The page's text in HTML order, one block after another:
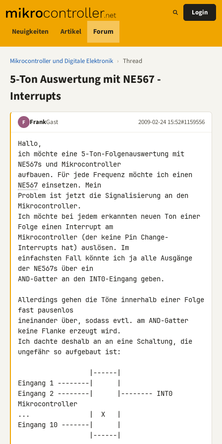
Neuigkeiten Artikel Forum
Login
Mikrocontroller und Digitale Elektronik › Thread
5-Ton Auswertung mit NE567 -
Interrupts
F FrankGast 2009-02-24 15:52#1159556
Hallo,
ich möchte eine 5-Ton-Folgenauswertung mit
NE567s und Mikrocontroller
NE567 einsetzen. Mein
Problem ist jetzt die Signalisierung an den
Mikrocontroller.
Ich möchte bei jedem erkannten neuen Ton einer
Folge einen Interrupt am
Mikrocontroller (der keine Pin Change-
Interrupts hat) auslösen. Im
einfachsten Fall könnte ich ja alle Ausgänge
der NE567s über ein
AND-Gatter an den INT0-Eingang geben.
Allerdings gehen die Töne innerhalb einer Folge
fast pausenlos
ineinander über, sodass evtl. am AND-Gatter
keine Flanke erzeugt wird.
Ich dachte deshalb an an eine Schaltung, die
ungefähr so aufgebaut ist:
Eingang 1 --------|      |
Eingang 2 --------|      |-------- INT0
Mikrocontroller
...               |  X   |
Eingang 10 -------|      |